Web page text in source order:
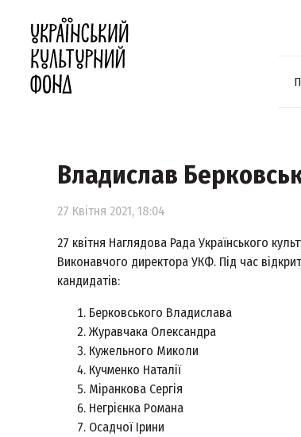
Владислав
27 Квітня 2021, 18:04
27 квітня Наглядова Рада Українського
Виконавчого директора УКФ. Під час
кандидатів:
Берковського Владислава
Журавчака Олександра
Кужельного Миколи
Кучменко Наталії
Міранкова Сергія
Негрієнка Романа
Осадчої Ірини